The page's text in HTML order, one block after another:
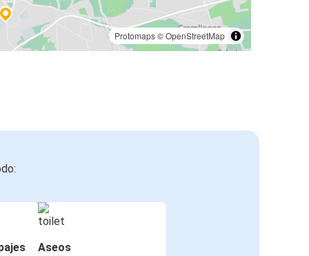
Protomaps©OpenStreetMap
Aseos